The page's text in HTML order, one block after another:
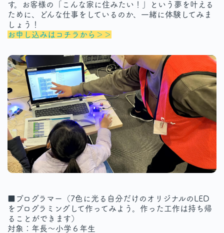
す。お客様の「こんな家に住みたい！」という夢を叶える
ために、どんな仕事をしているのか、一緒に体験してみま
しょう！
お申し込みはコチラから＞＞
■プログラマー（7色に光る自分だけのオリジナルのLED
をプログラミングして作ってみよう。作った工作は持ち帰
ることができます）
対象：年長～小学６年生